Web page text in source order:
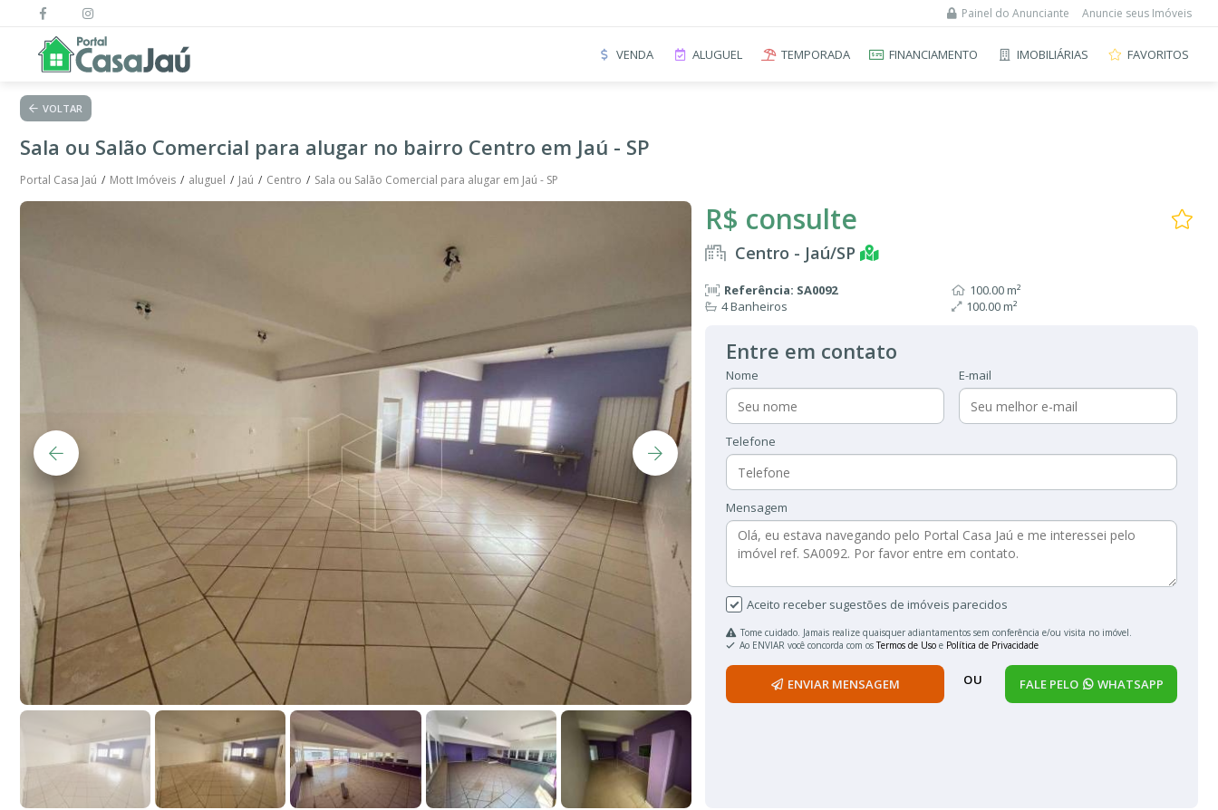
Painel do Anunciante Anuncie seus Imóveis
VENDA ALUGUEL TEMPORADA FINANCIAMENTO IMOBILIÁRIAS FAVORITOS
VOLTAR
Sala ou Salão Comercial para alugar no bairro Centro em Jaú - SP
Portal Casa Jaú Mott Imóveis aluguel Jaú Centro Sala ou Salão Comercial para alugar em Jaú - SP
R$ consulte
Centro - Jaú/SP
Referência: SA0092
4 Banheiros
100.00 m²
100.00 m²
Entre em contato
Nome E-mail
Telefone
Mensagem
Aceito receber sugestões de imóveis parecidos
Tome cuidado. Jamais realize quaisquer adiantamentos sem conferência e/ou visita no imóvel.
Ao ENVIAR você concorda com osTermos de Uso e Política de Privacidade
ENVIAR MENSAGEM OU FALE PELO WHATSAPP